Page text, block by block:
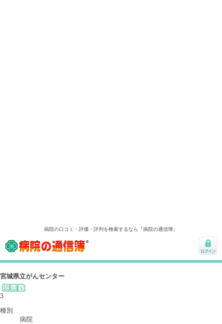
病院の口コミ・評価・評判を検索するなら『病院の通信簿』
病院の通信簿
ログ
宮城県立がんセンター
3
種別
病院